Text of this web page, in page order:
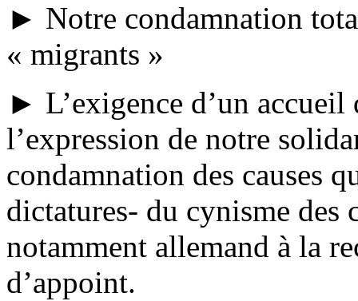
► Notre condamnation
« migrants »
► L’exigence d’un
l’expression de notre
condamnation des causes
dictatures- du cynisme des
notamment allemand à la
d’appoint.